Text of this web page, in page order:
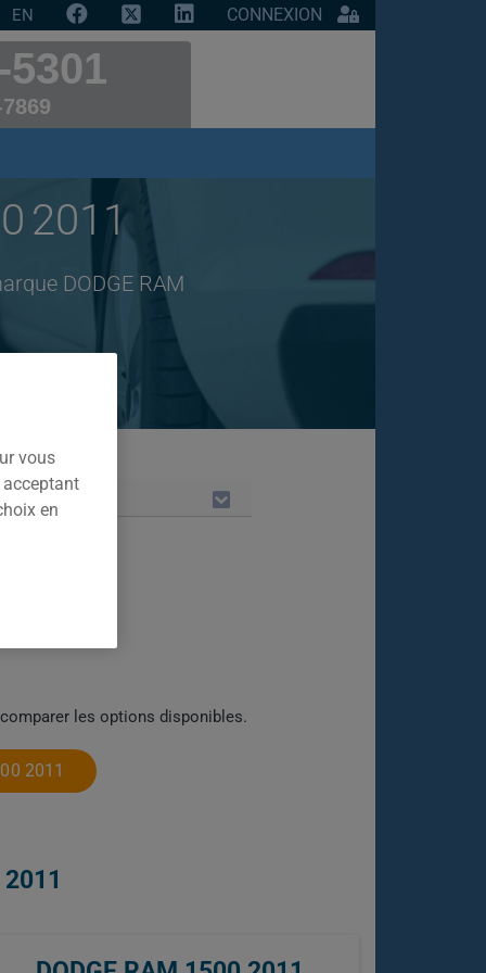
EN CONNEXION
5301
2011
DODGE RAM
les options disponibles.
2011
2011
vous
acceptant
en